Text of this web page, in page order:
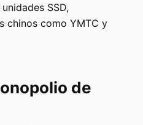
SSD,
chinos como YMTC y
de